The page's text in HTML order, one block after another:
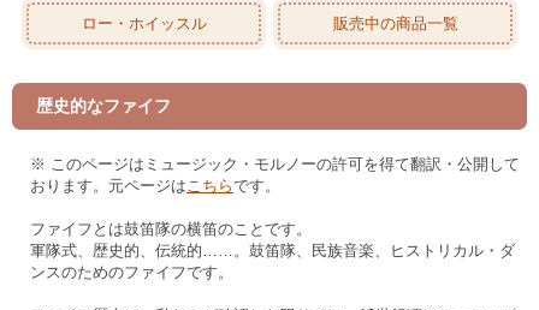
ロー・ホイッスル 販売中の商品一覧
歴史的なファイフ
※ このページはミュージック・モルノーの許可を得て翻訳・公開して
おります。元ページはこちらです。
ファイフとは鼓笛隊の横笛のことです。
軍隊式、歴史的、伝統的……。鼓笛隊、民族音楽、ヒストリカル・ダ
ンスのためのファイフです。